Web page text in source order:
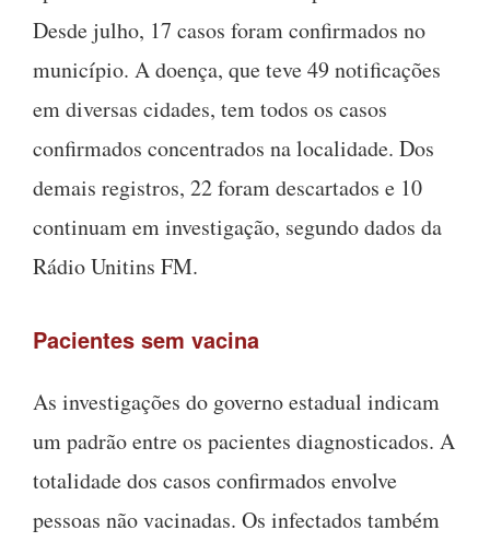
Desde julho, 17 casos foram confirmados no
município. A doença, que teve 49 notificações
em diversas cidades, tem todos os casos
confirmados concentrados na localidade. Dos
demais registros, 22 foram descartados e 10
continuam em investigação, segundo dados da
Rádio Unitins FM.
Pacientes sem vacina
As investigações do governo estadual indicam
um padrão entre os pacientes diagnosticados. A
totalidade dos casos confirmados envolve
pessoas não vacinadas. Os infectados também